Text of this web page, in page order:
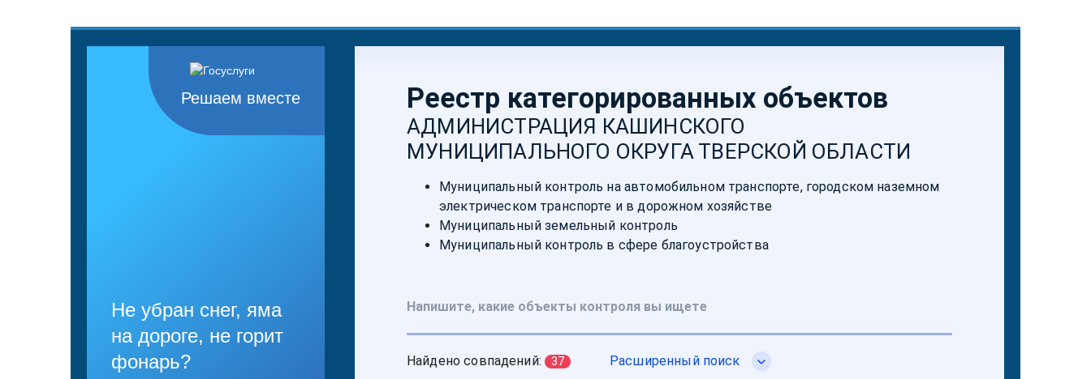
Решаем вместе
Не убран снег, яма
на дороге, не горит
фонарь?